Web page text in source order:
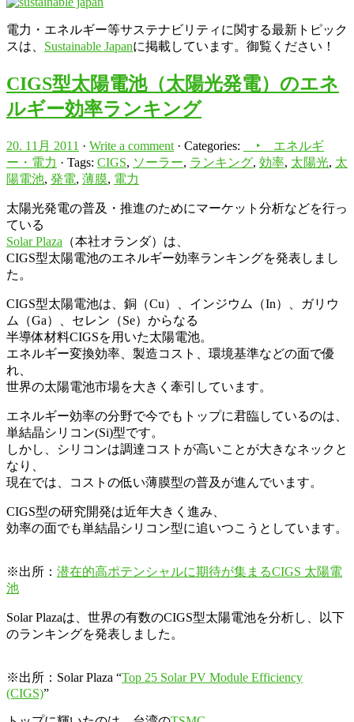
電力・エネルギー等サステナビリティに関する最新トピック
スは、 Sustainable Japanに掲載しています。御覧ください！
CIGS型太陽電池（太陽光発電）のエネ
ルギー効率ランキング
20. 11月 2011 · Write a comment· Categories:
‣ エネルギ
ー・電力 · Tags: CIGS, ソーラー, ランキング, 効率, 太陽光, 太
陽電池, 発電, 薄膜, 電力
太陽光発電の普及・推進のためにマーケット分析などを行っ
ている
Solar Plaza （本社オランダ）は、
CIGS型太陽電池のエネルギー効率ランキングを発表しまし
た。
CIGS型太陽電池は、銅（Cu）、インジウム（In）、ガリウ
ム（Ga）、セレン（Se）からなる
半導体材料CIGSを用いた太陽電池。
エネルギー変換効率、製造コスト、環境基準などの面で優
れ、
世界の太陽電池市場を大きく牽引しています。
エネルギー効率の分野で今でもトップに君臨しているのは、
単結晶シリコン(Si)型です。
しかし、シリコンは調達コストが高いことが大きなネックと
なり、
現在では、コストの低い薄膜型の普及が進んでいます。
CIGS型の研究開発は近年大きく進み、
効率の面でも単結晶シリコン型に追いつこうとしています。
※出所： 潜在的高ポテンシャルに期待が集まるCIGS 太陽電
池
Solar Plazaは、世界の有数のCIGS型太陽電池を分析し、以下
のランキングを発表しました。
※出所：Solar Plaza “Top 25 Solar PV Module Efficiency
(CIGS)”